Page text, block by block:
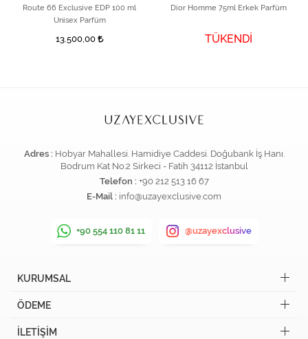
Route 66 Exclusive EDP 100 ml
Unisex Parfüm
13.500,00
Dior Homme 75ml Erkek Parfüm
TÜKENDİ
Adres : Hobyar Mahallesi. Hamidiye Caddesi. Doğubank İş Hanı.
Bodrum Kat No:2 Sirkeci - Fatih 34112 İstanbul
Telefon : +90 212 513 16 67
E-Mail : info@uzayexclusive.com
+90 554 110 81 11 @uzayexclusive
KURUMSAL
ÖDEME
İLETİŞİM